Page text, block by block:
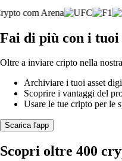
Fai di più con i
Oltre a inviare cripto nella
Archiviare i tuoi asset
Scoprire i vantaggi del
Usare le tue cripto per le
Scarica l'app
Scopri oltre 400